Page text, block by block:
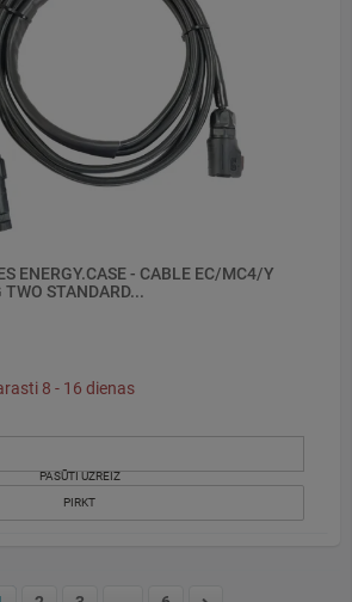
ENERGY.CASE - CABLE EC/MC4/Y
STANDARD...
8 - 16 dienas
PASŪTI UZREIZ
PIRKT